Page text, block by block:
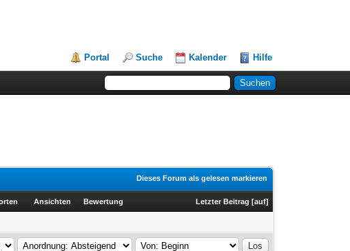
Portal Suche Kalender Hilfe
Dieses Forum als gelesen markieren
Ansichten Bewertung Letzter Beitrag [auf]